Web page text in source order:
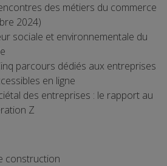
des métiers du commerce
2024)
sociale et environnementale du
parcours dédiés aux entreprises
en ligne
des entreprises : le rapport au
Z
construction